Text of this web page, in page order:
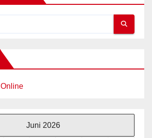
Online
Juni 2026